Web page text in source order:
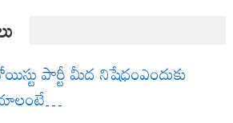
పార్టీ మీద నిషేధంఎందుకు